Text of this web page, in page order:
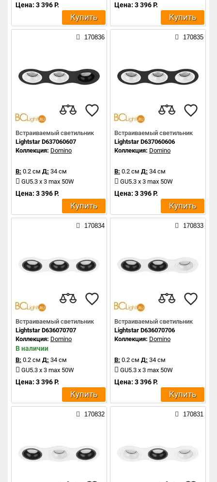
Цена: 3 396 Р.
Купить
Цена: 3 396 Р.
Купить
170836
Встраиваемый светильник
Lightstar D637060607
Коллекция: Domino
В: 0.2 см Д: 34 см
GU5.3 x 3 max 50W
Цена: 3 396 Р.
Купить
170835
Встраиваемый светильник
Lightstar D637060606
Коллекция: Domino
В: 0.2 см Д: 34 см
GU5.3 x 3 max 50W
Цена: 3 396 Р.
Купить
170834
Встраиваемый светильник
Lightstar D636070707
Коллекция: Domino
В наличии
В: 0.2 см Д: 34 см
GU5.3 x 3 max 50W
Цена: 3 396 Р.
Купить
170833
Встраиваемый светильник
Lightstar D636070706
Коллекция: Domino
В: 0.2 см Д: 34 см
GU5.3 x 3 max 50W
Цена: 3 396 Р.
Купить
170832 170831